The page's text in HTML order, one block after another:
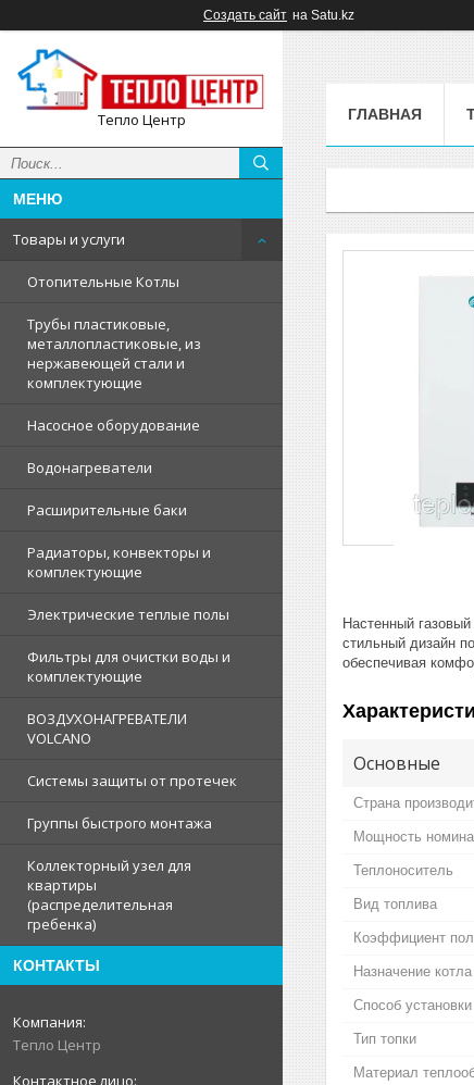
Создать сайт на Satu.kz
Тепло Центр
Товары и услуги
Отопительные Котлы
Трубы пластиковые,
металлопластиковые, из
нержавеющей стали и
комплектующие
Насосное оборудование
Водонагреватели
Расширительные баки
Радиаторы, конвекторы и
комплектующие
Электрические теплые полы
Фильтры для очистки воды и
комплектующие
ВОЗДУХОНАГРЕВАТЕЛИ
VOLCANO
Системы защиты от протечек
Группы быстрого монтажа
Коллекторный узел для
квартиры
(распределительная
гребенка)
КОНТАКТЫ
Тепло Центр
ГЛАВНАЯ
Настенный газовый
стильный дизайн
обеспечивая
Основные
Страна
Мощность
Теплоноситель
Вид топлива
Коэффициент
Назначение котла
Способ установки
Тип топки
Материал